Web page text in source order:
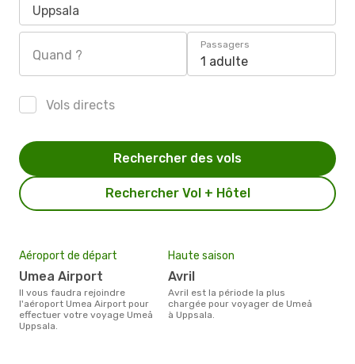
Uppsala
Quand ?
Passagers
1 adulte
Vols directs
Rechercher Vol + Hôtel
Rechercher des vols
Aéroport de départ
Umea Airport
Il vous faudra rejoindre
l'aéroport Umea Airport pour
effectuer votre voyage Umeå
Uppsala.
Haute saison
avril
avril est la période la plus
chargée pour voyager de Umeå
à Uppsala.